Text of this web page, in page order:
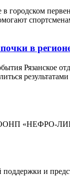
городском
в
МООНП «НЕФРО-
и